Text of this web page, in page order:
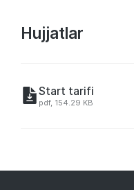
Hujjatlar
Start tarifi
pdf, 154.29 KB